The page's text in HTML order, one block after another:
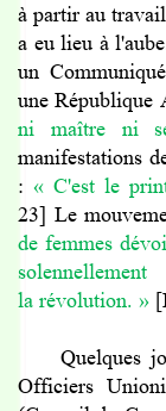
à partir au
a eu lieu à
un
une République
ni maître ni
manifestations
: « C'est le
23] Le
de femmes
la révolution. »
Quelques
Officiers